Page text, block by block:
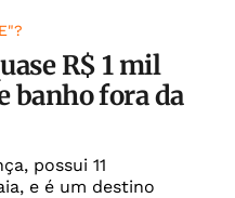
R$ 1 mil
banho fora da
possui 11
e é um destino